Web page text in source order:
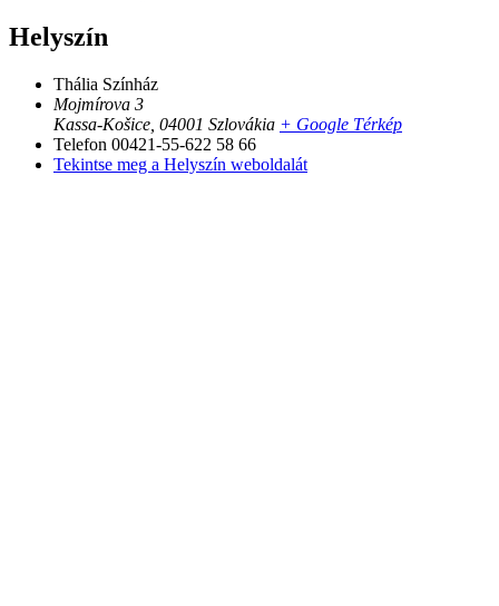
Helyszín
Thália Színház
Mojmírova 3
Kassa-Košice 04001 Szlovákia + Google Térkép
Telefon 00421-55-622 58 66
Tekintse meg a Helyszín weboldalát